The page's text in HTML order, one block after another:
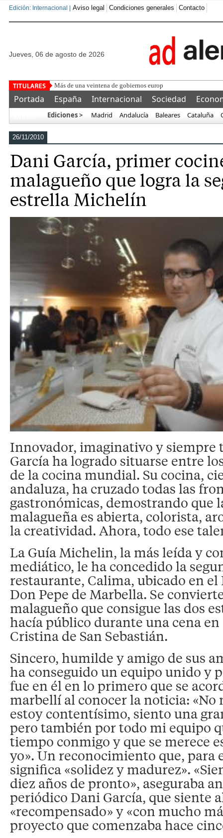
Edición: Internacional | Aviso legal Condiciones generales Contacto
jueves, 06 de agosto de 2026
Más de una veintena de gobiernos europeos denuncian la
Portada España Internacional Sociedad
Ediciones > Madrid Andalucía Baleares Cataluña
26/11/2010
Dani García, primer
malagueño que logra la
estrella Michelín
Innovador, imaginativo y siempre
García ha logrado situarse entre
de la cocina mundial. Su cocina,
andaluza, ha cruzado todas las
gastronómicas, demostrando que
malagueña es abierta, colorista,
la creatividad. Ahora, todo ese
La Guía Michelin, la más leída y
mediático, le ha concedido la
restaurante, Calima, ubicado en
Don Pepe de Marbella. Se
malagueño que consigue las dos
hacía público durante una cena
Cristina de San Sebastián.
Sincero, humilde y amigo de sus
ha conseguido un equipo unido y
fue en él en lo primero que se
marbellí al conocer la noticia: «No
estoy contentísimo, siento una
pero también por todo mi equipo
tiempo conmigo y que se merece
yo». Un reconocimiento que, para
significa «solidez y madurez».
diez años de pronto», aseguraba
periódico Dani García, que siente
«recompensado» y «con mucho
proyecto que comenzaba hace